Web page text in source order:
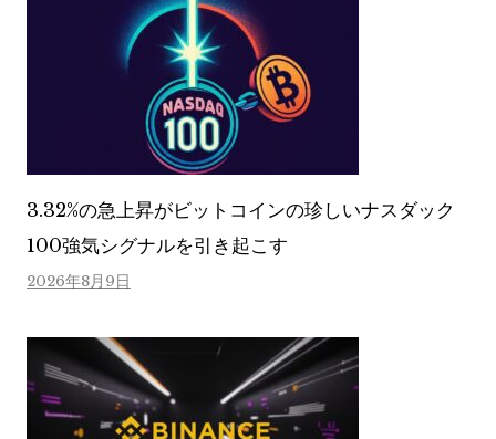
3.32%の急上昇がビットコインの珍しいナスダック
100強気シグナルを引き起こす
2026年8月9日